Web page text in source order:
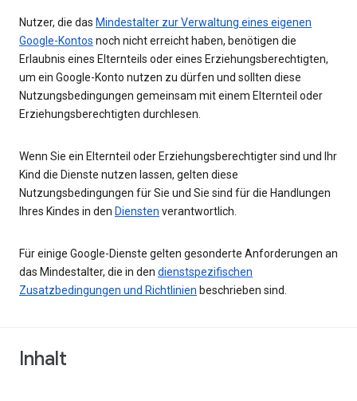
Nutzer, die das Mindestalter zur Verwaltung eines eigenen
Google-Kontos noch nicht erreicht haben, benötigen die
Erlaubnis eines Elternteils oder eines Erziehungsberechtigten,
um ein Google-Konto nutzen zu dürfen und sollten diese
Nutzungsbedingungen gemeinsam mit einem Elternteil oder
Erziehungsberechtigten durchlesen.
Wenn Sie ein Elternteil oder Erziehungsberechtigter sind und Ihr
Kind die Dienste nutzen lassen, gelten diese
Nutzungsbedingungen für Sie und Sie sind für die Handlungen
Ihres Kindes in den Diensten verantwortlich.
Für einige Google-Dienste gelten gesonderte Anforderungen an
das Mindestalter, die in den dienstspezifischen
Zusatzbedingungen und Richtlinien beschrieben sind.
Inhalt